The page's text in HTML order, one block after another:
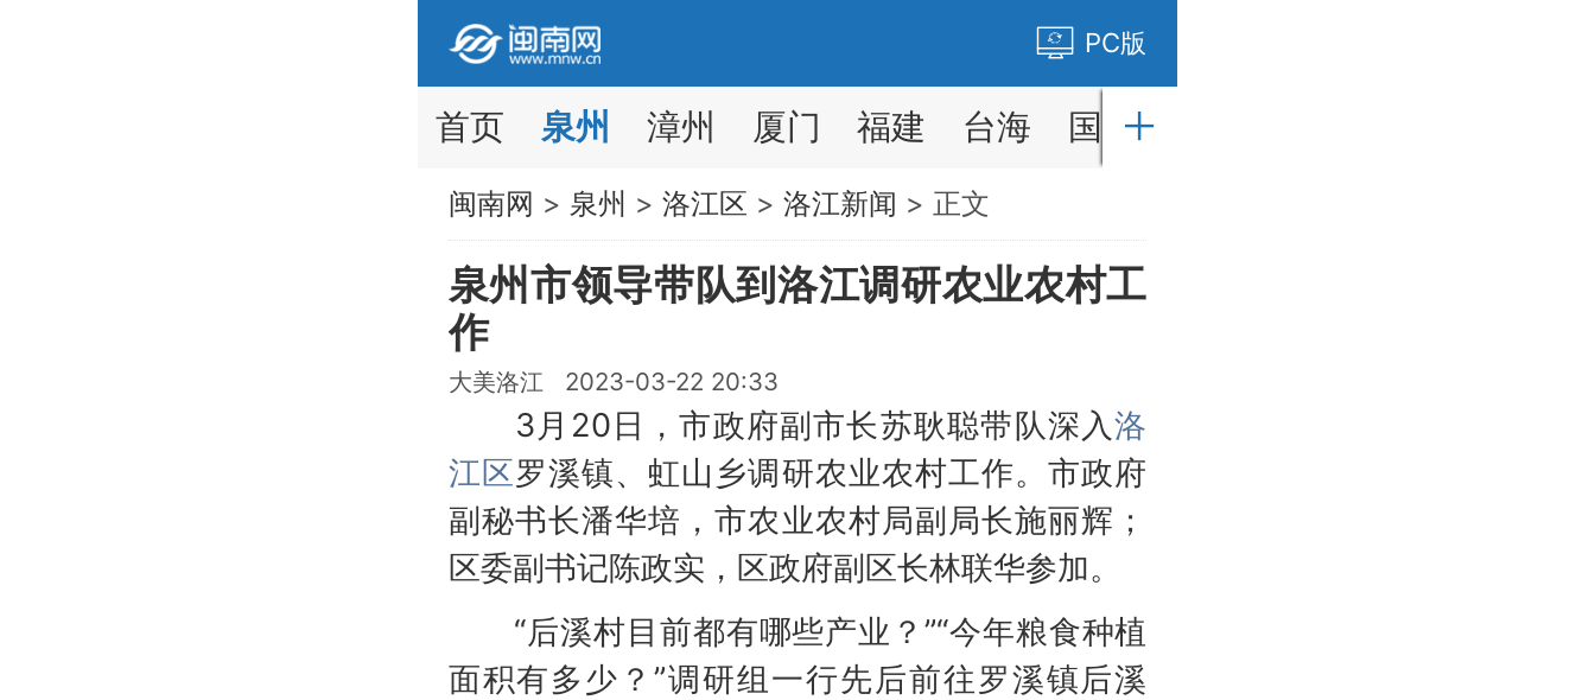
PC版
首页 泉州 漳州 厦门 福建 台海 国内
闽南网 > 泉州 > 洛江区 > 洛江新闻 > 正文
泉州市领导带队到洛江调研农业农村工
作
大美洛江 2023-03-22 20:33
3月20日，市政府副市长苏耿聪带队深入洛
江区罗溪镇、虹山乡调研农业农村工作。市政府
副秘书长潘华培，市农业农村局副局长施丽辉；
区委副书记陈政实，区政府副区长林联华参加。
“后溪村目前都有哪些产业？”“今年粮食种植
面积有多少？”调研组一行先后前往罗溪镇后溪